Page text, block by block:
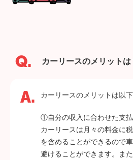
カーリースのメリットは
カーリースのメリットは以下
①自分の収入に合わせた支
カーリースは月々の料金に
を含めることができるので
避けることができます。ま